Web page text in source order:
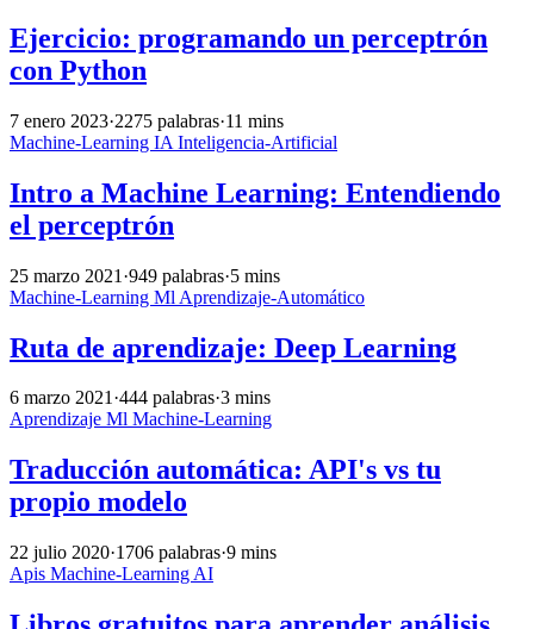
Ejercicio: programando un perceptrón
con Python
7 enero 2023·2275 palabras·11 mins
Machine-Learning IA Inteligencia-Artificial
Intro a Machine Learning: Entendiendo
el perceptrón
25 marzo 2021 ·949 palabras·5 mins
Machine-Learning Ml Aprendizaje-Automático
Ruta de aprendizaje: Deep Learning
6 marzo 2021·444 palabras·3 mins
Aprendizaje Ml Machine-Learning
Traducción automática: API's vs tu
propio modelo
22 julio 2020·1706 palabras·9 mins
Apis Machine-Learning AI